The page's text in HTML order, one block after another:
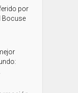
por
Bocuse